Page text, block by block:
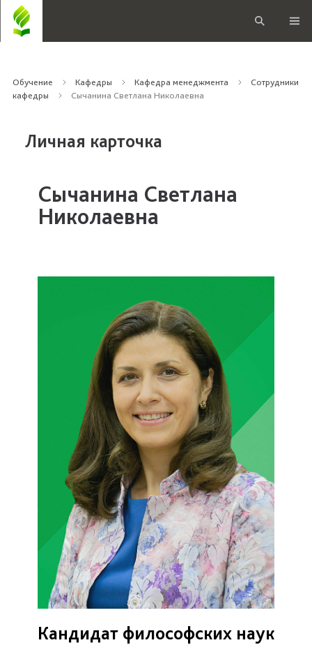
Обучение Кафедры Кафедра менеджмента
Сотрудники
кафедры
Сычанина Светлана Николаевна
Личная карточка
Сычанина Светлана
Николаевна
Кандидат философских наук